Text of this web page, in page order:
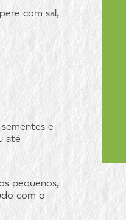
com sal,
e
até
pequenos,
com o